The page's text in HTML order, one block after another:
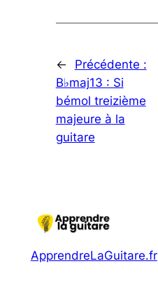
←
Précédente :
B♭maj13 : Si
bémol treizième
majeure à la
guitare
ApprendreLaGuitare.fr